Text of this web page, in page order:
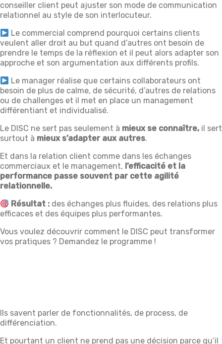
conseiller client peut ajuster son mode de communication
relationnel au style de son interlocuteur.
Le commercial comprend pourquoi certains clients
veulent aller droit au but quand d’autres ont besoin de
prendre le temps de la réflexion et il peut alors adapter son
approche et son argumentation aux différents profils.
Le manager réalise que certains collaborateurs ont
besoin de plus de calme, de sécurité, d’autres de relations
ou de challenges et il met en place un management
différentiant et individualisé.
Le DISC ne sert pas seulement à mieux se connaître, il sert
surtout à mieux s’adapter aux autres.
Et dans la relation client comme dans les échanges
commerciaux et le management, l’efficacité et la
performance passe souvent par cette agilité
relationnelle.
Résultat : des échanges plus fluides, des relations plus
efficaces et des équipes plus performantes.
Vous voulez découvrir comment le DISC peut transformer
vos pratiques ? Demandez le programme !
Ils savent parler de fonctionnalités, de process, de
différenciation.
Et pourtant un client ne prend pas une décision parce qu’il